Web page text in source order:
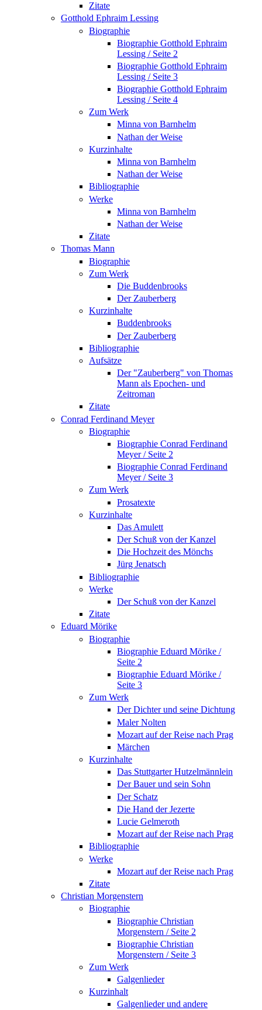
Zitate
Gotthold Ephraim Lessing
Biographie
Biographie Gotthold Ephraim
Lessing / Seite 2
Biographie Gotthold Ephraim
Lessing / Seite 3
Biographie Gotthold Ephraim
Lessing / Seite 4
Zum Werk
Minna von Barnhelm
Nathan der Weise
Kurzinhalte
Minna von Barnhelm
Nathan der Weise
Bibliographie
Werke
Minna von Barnhelm
Nathan der Weise
Zitate
Thomas Mann
Biographie
Zum Werk
Die Buddenbrooks
Der Zauberberg
Kurzinhalte
Buddenbrooks
Der Zauberberg
Bibliographie
Aufsätze
Der "Zauberberg" von Thomas
Mann als Epochen- und
Zeitroman
Zitate
Conrad Ferdinand Meyer
Biographie
Biographie Conrad Ferdinand
Meyer / Seite 2
Biographie Conrad Ferdinand
Meyer / Seite 3
Zum Werk
Prosatexte
Kurzinhalte
Das Amulett
Der Schuß von der Kanzel
Die Hochzeit des Mönchs
Jürg Jenatsch
Bibliographie
Werke
Der Schuß von der Kanzel
Zitate
Eduard Mörike
Biographie
Biographie Eduard Mörike /
Seite 2
Biographie Eduard Mörike /
Seite 3
Zum Werk
Der Dichter und seine Dichtung
Maler Nolten
Mozart auf der Reise nach Prag
Märchen
Kurzinhalte
Das Stuttgarter Hutzelmännlein
Der Bauer und sein Sohn
Der Schatz
Die Hand der Jezerte
Lucie Gelmeroth
Mozart auf der Reise nach Prag
Bibliographie
Werke
Mozart auf der Reise nach Prag
Zitate
Christian Morgenstern
Biographie
Biographie Christian
Morgenstern / Seite 2
Biographie Christian
Morgenstern / Seite 3
Zum Werk
Galgenlieder
Kurzinhalt
Galgenlieder und andere